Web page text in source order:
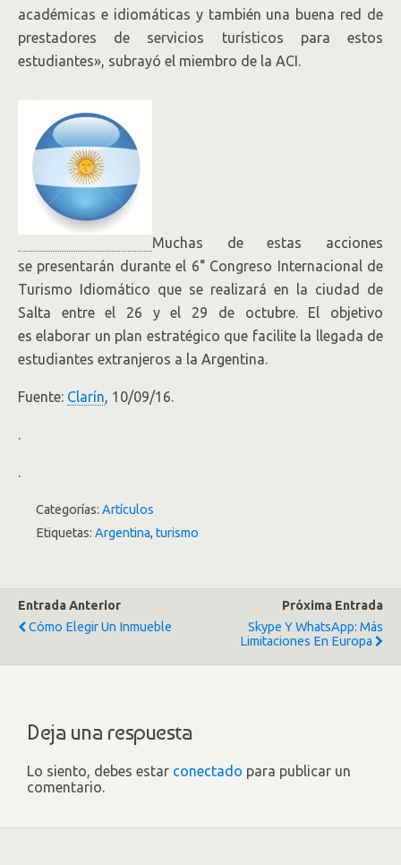
académicas e idiomáticas y también una buena red de
prestadores de servicios turísticos para estos
estudiantes», subrayó el miembro de la ACI.
Muchas de estas acciones
se presentarán durante el 6° Congreso Internacional de
Turismo Idiomático que se realizará en la ciudad de
Salta entre el 26 y el 29 de octubre. El objetivo
es elaborar un plan estratégico que facilite la llegada de
estudiantes extranjeros a la Argentina.
Fuente: Clarín, 10/09/16.
.
.
Categorías: Artículos
Etiquetas: Argentina, turismo
Entrada Anterior
Cómo Elegir Un Inmueble
Próxima Entrada
Skype Y WhatsApp: Más
Limitaciones En Europa
Deja una respuesta
Lo siento, debes estar conectado para publicar un
comentario.